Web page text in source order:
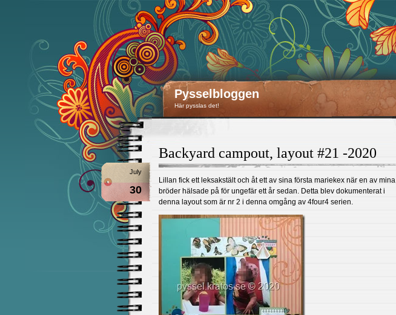
Pysselbloggen
Här pysslas det!
Backyard campout, layout #21 -2020
July
30
Lillan fick ett leksakstält och åt ett av sina första mariekex när en av mina
bröder hälsade på för ungefär ett år sedan. Detta blev dokumenterat i
denna layout som är nr 2 i denna omgång av 4four4 serien.